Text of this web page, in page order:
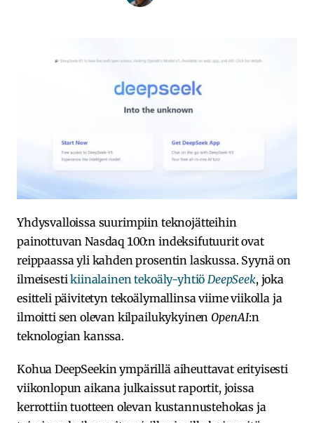
Yhdysvalloissa suurimpiin teknojätteihin
painottuvan Nasdaq 100:n indeksifutuurit ovat
reippaassa yli kahden prosentin laskussa. Syynä on
ilmeisestikiinalainen tekoäly-yhtiö DeepSeek, joka
esitteli päivitetyn tekoälymallinsa viime viikolla ja
ilmoitti sen olevan kilpailukykyinen OpenAI:n
teknologian kanssa.
Kohua DeepSeekin ympärillä aiheuttavat erityisesti
viikonlopun aikana julkaissut raportit, joissa
kerrottiin tuotteen olevan kustannustehokas ja